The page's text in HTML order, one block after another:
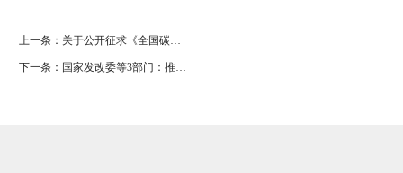
上一条： 关于公开征求《全国碳排放权交易市场覆盖水泥、钢铁、电解铝行业工作方案（征求意见稿）》意见的函
下一条： 国家发改委等3部门：推动将CCER方法学纳入国家标准体系！